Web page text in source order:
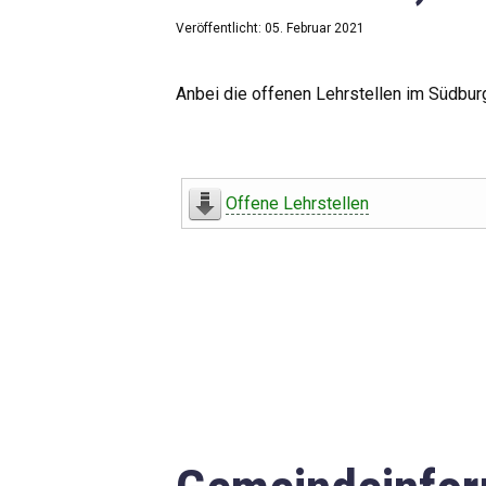
Veröffentlicht: 05. Februar 2021
Anbei die offenen Lehrstellen im
Offene Lehrstellen